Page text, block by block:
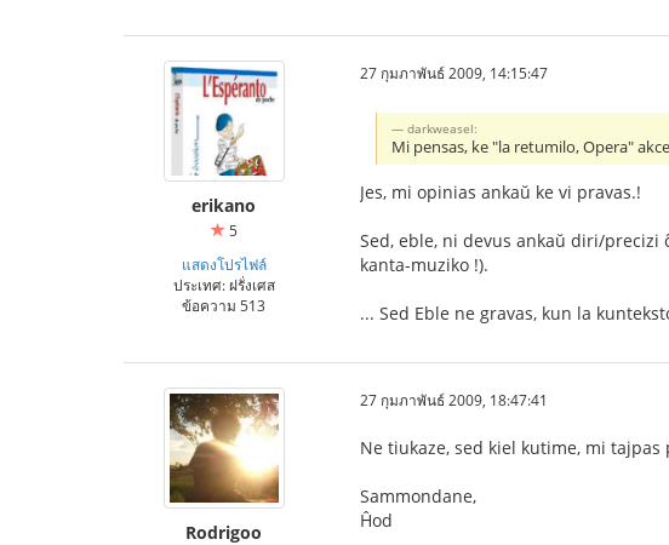
erikano
5
แสดงโปรไฟล์
ประเทศ: ฝรั่งเศส
ข้อความ 513
27 กุมภาพันธ์ 2009, 14:15:47
darkweasel:
Mi pensas, ke "la retumilo, Opera"
Jes, mi opinias ankaŭ ke vi pravas.!
Sed, eble, ni devus ankaŭ diri/precizi
kanta-muziko !).
... Sed Eble ne gravas, kun la
Rodrigoo
27 กุมภาพันธ์ 2009, 18:47:41
Ne tiukaze, sed kiel kutime, mi
Sammondane,
Ĥod